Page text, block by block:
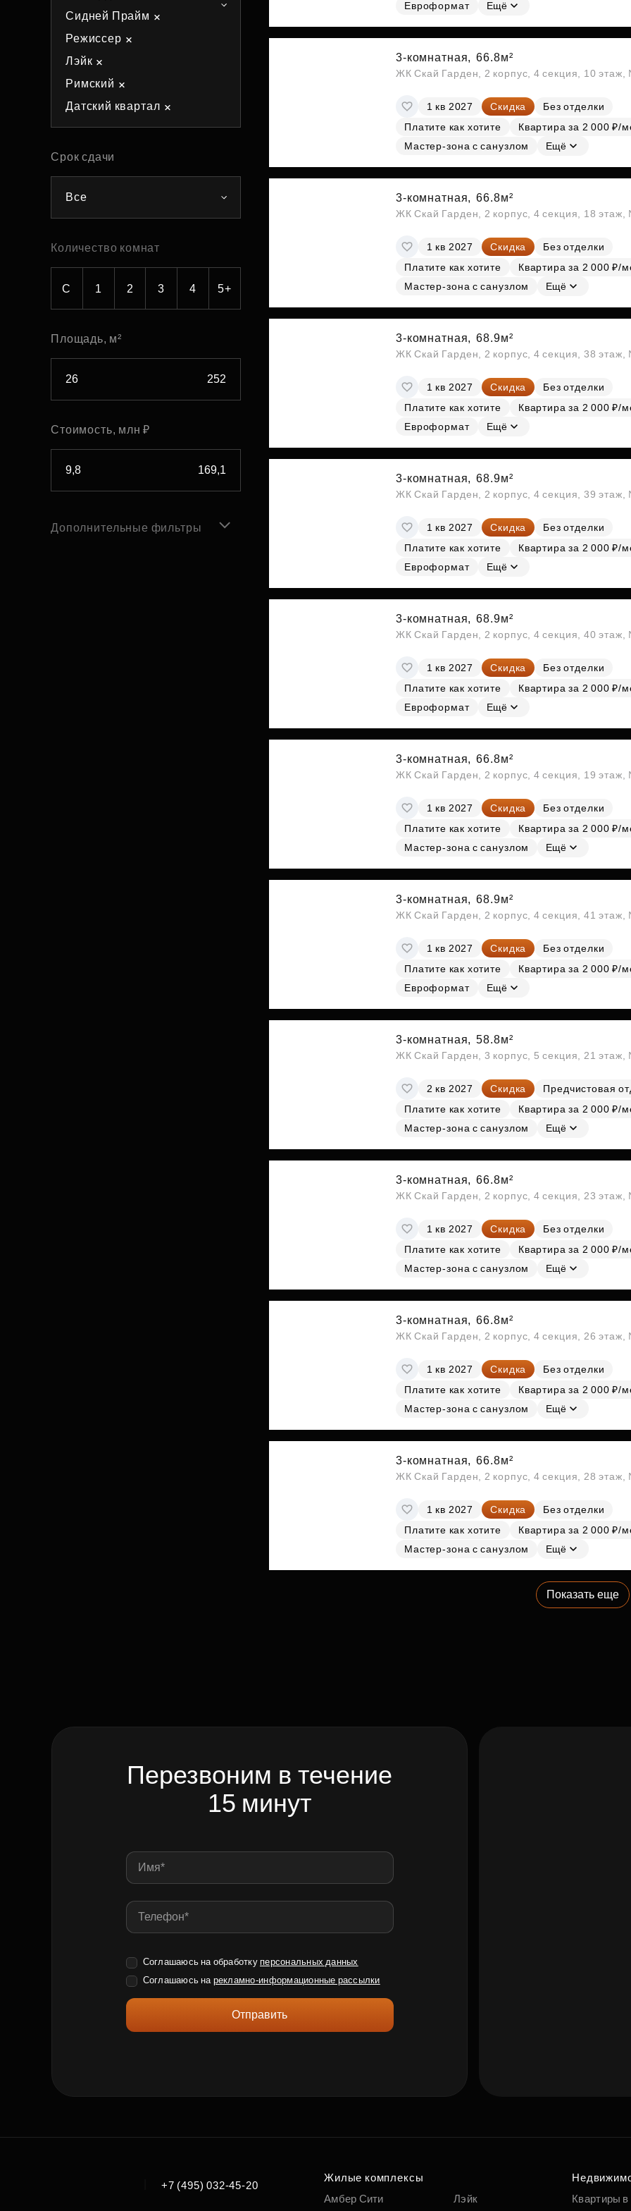
Рефинансирование
Субсидии
Сидней Прайм
Режиссер
Лэйк
Римский
Датский квартал
Срок сдачи
Все
Количество комнат
С 1 2 3 4 5+
Площадь, м²
Стоимость, млн ₽
Дополнительные фильтры
Евроформат
Ещё
3-комнатная, 66.8м²
ЖК Скай Гарден, 2 корпус, 4 секция, 10
1 кв 2027 Скидка
Без отделки
Платите как хотите
Квартира за 2 000 ₽/
Мастер-зона с санузлом
Ещё
3-комнатная, 66.8м²
ЖК Скай Гарден, 2 корпус, 4 секция, 18
1 кв 2027 Скидка
Без отделки
Платите как хотите
Квартира за 2 000 ₽/
Мастер-зона с санузлом
Ещё
3-комнатная, 68.9м²
ЖК Скай Гарден, 2 корпус, 4 секция, 38
1 кв 2027 Скидка
Без отделки
Платите как хотите
Квартира за 2 000 ₽/
Евроформат
Ещё
3-комнатная, 68.9м²
ЖК Скай Гарден, 2 корпус, 4 секция, 39
1 кв 2027 Скидка
Без отделки
Платите как хотите
Квартира за 2 000 ₽/
Евроформат
Ещё
3-комнатная, 68.9м²
ЖК Скай Гарден, 2 корпус, 4 секция, 40
1 кв 2027 Скидка
Без отделки
Платите как хотите
Квартира за 2 000 ₽/
Евроформат
Ещё
3-комнатная, 66.8м²
ЖК Скай Гарден, 2 корпус, 4 секция, 19
1 кв 2027 Скидка
Без отделки
Платите как хотите
Квартира за 2 000 ₽/
Мастер-зона с санузлом
Ещё
3-комнатная, 68.9м²
ЖК Скай Гарден, 2 корпус, 4 секция, 41
1 кв 2027 Скидка
Без отделки
Платите как хотите
Квартира за 2 000 ₽/
Евроформат
Ещё
3-комнатная, 58.8м²
ЖК Скай Гарден, 3 корпус, 5 секция, 21
2 кв 2027 Скидка
Предчистовая
Платите как хотите
Квартира за 2 000 ₽/
Мастер-зона с санузлом
Ещё
3-комнатная, 66.8м²
ЖК Скай Гарден, 2 корпус, 4 секция, 23
1 кв 2027 Скидка
Без отделки
Платите как хотите
Квартира за 2 000 ₽/
Мастер-зона с санузлом
Ещё
3-комнатная, 66.8м²
ЖК Скай Гарден, 2 корпус, 4 секция, 26
1 кв 2027 Скидка
Без отделки
Платите как хотите
Квартира за 2 000 ₽/
Мастер-зона с санузлом
Ещё
3-комнатная, 66.8м²
ЖК Скай Гарден, 2 корпус, 4 секция, 28
1 кв 2027 Скидка
Без отделки
Платите как хотите
Квартира за 2 000 ₽/
Мастер-зона с санузлом
Ещё
Показать еще
Перезвоним в течение
15 минут
Соглашаюсь на обработку персональных данных
Соглашаюсь на рекламно-информационные рассылки
Отправить
+7 (495) 032-45-20
Жилые комплексы
Амбер Сити
Лэйк
Квартиры